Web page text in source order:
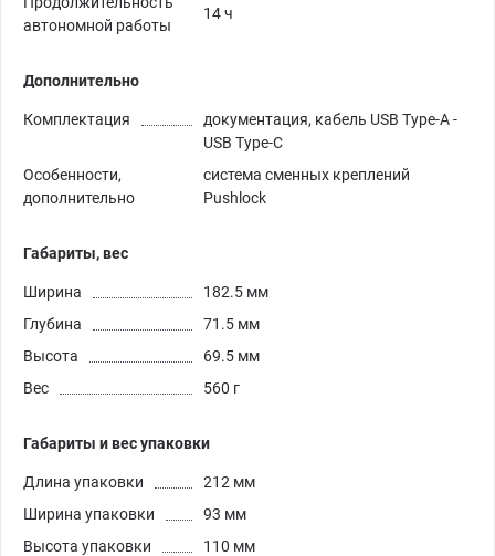
автономной работы
14 ч
Дополнительно
Комплектация
документация, кабель USB Type-A -
USB Type-C
Особенности,
дополнительно
система сменных креплений
Pushlock
Габариты, вес
Ширина
182.5 мм
Глубина
71.5 мм
Высота
69.5 мм
Вес
560 г
Габариты и вес упаковки
Длина упаковки
212 мм
Ширина упаковки
93 мм
Высота упаковки
110 мм